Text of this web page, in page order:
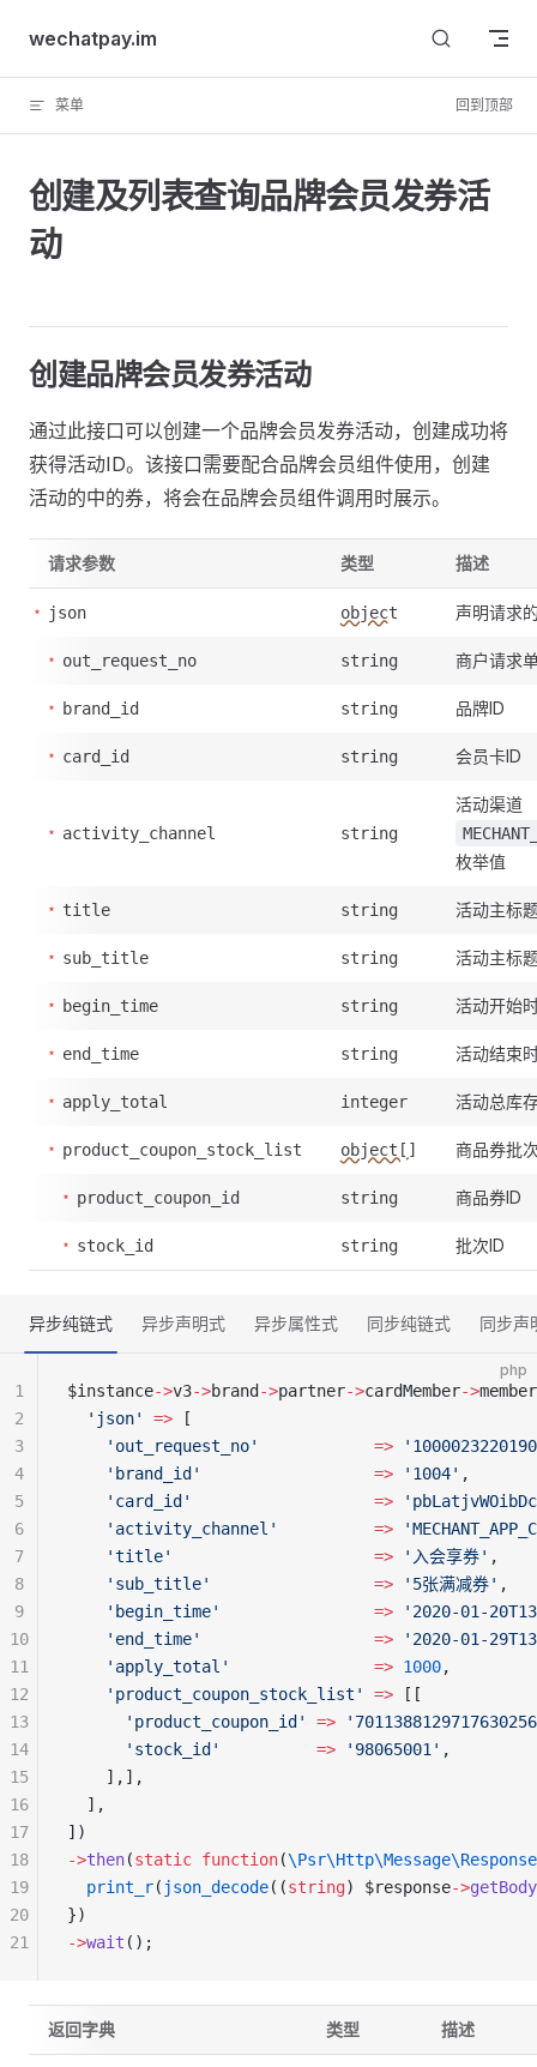
Skip to content
wechatpay.im
菜单 回到顶部
创建及列表查询品牌会员发券活
动
创建品牌会员发券活动
通过此接口可以创建一个品牌会员发券活动，创建成功将
获得活动ID。该接口需要配合品牌会员组件使用，创建
活动的中的券，将会在品牌会员组件调用时展示。
请求参数 类型 描述
json object 声明请求
out_request_no string 商户请求
brand_id string 品牌ID
card_id string 会员卡ID
activity_channel string
活动渠道
枚举值
title string 活动主标
sub_title string 活动主标
begin_time string 活动开始
end_time string 活动结束
apply_total integer 活动总库
product_coupon_stock_list object[] 商品券批
product_coupon_id string 商品券ID
stock_id string 批次ID
异步纯链式 异步声明式 异步属性式 同步纯链式 同步声
php
$instance->v3->brand ->partner->cardMember->
  'json'
=> [
    'out_request_no'
            =>
    'brand_id'
                  =>
'1004' ,
    'card_id'
                   =>
    'activity_channel'
          =>
    'title'
                     =>
'入会享券' ,
    'sub_title'
                 =>
'5张满减券' ,
    'begin_time'
                =>
'2020-01-
    'end_time'
                  =>
'2020-01-
    'apply_total'
               =>
1000,
    'product_coupon_stock_list'
=> [[
      'product_coupon_id'
=>
      'stock_id'
          =>
'98065001' ,
    ],],
  ],
])
->then(static function(
  print_r
( json_decode((string) $response->getBody
})
->wait ();
1
2
3
4
5
6
7
8
9
10
11
12
13
14
15
16
17
18
19
20
21
返回字典 类型 描述